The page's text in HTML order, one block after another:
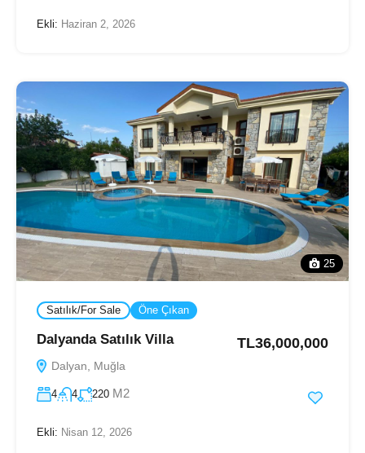
Ekli: Haziran 2, 2026
25
Satılık/For Sale Öne Çıkan
Dalyanda Satılık Villa
Dalyan, Muğla
TL36,000,000
4 4 220 M2
Ekli: Nisan 12, 2026